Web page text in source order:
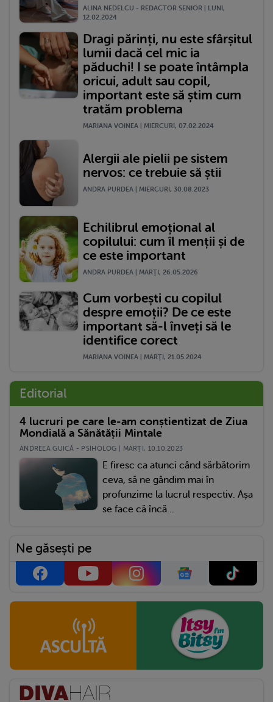
ALINA NEDELCU - REDACTOR SENIOR | LUNI,
12.02.2024
Dragi părinți, nu este sfârșitul
lumii dacă cel mic ia
păduchi! I se poate întâmpla
oricui, adult sau copil,
important este să știm cum
tratăm problema
MARIANA VOINEA | MIERCURI, 07.02.2024
Alergii ale pielii pe sistem
nervos: ce trebuie să știi
ANDRA PURDEA | MIERCURI, 30.08.2023
Echilibrul emoțional al
copilului: cum îl menții și de
ce este important
ANDRA PURDEA | MARŢI, 26.05.2026
Cum vorbești cu copilul
despre emoții? De ce este
important să-l înveți să le
identifice corect
MARIANA VOINEA | MARŢI, 21.05.2024
Editorial
4 lucruri pe care le-am conștientizat de Ziua
Mondială a Sănătății Mintale
ANDREEA GUICĂ - PSIHOLOG | MARŢI, 10.10.2023
E firesc ca atunci când sărbătorim
ceva, să ne gândim mai în
profunzime la lucrul respectiv. Așa
se face că încă...
Ne găsești pe